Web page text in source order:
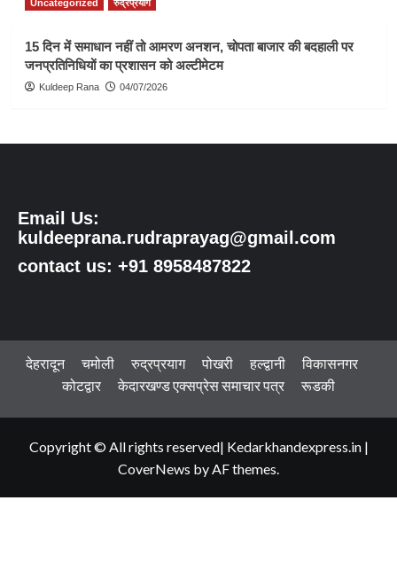
Uncategorized रुद्रप्रयाग
15 दिन में समाधान नहीं तो आमरण अनशन, चोपता बाजार की बदहाली पर
जनप्रतिनिधियों का प्रशासन को अल्टीमेटम
Kuldeep Rana 04/07/2026
Email Us:
kuldeeprana.rudraprayag@gmail.com
contact us: +91 8958487822
देहरादून चमोली रुद्रप्रयाग पोखरी हल्द्वानी
विकासनगर
कोटद्वार
केदारखण्ड एक्सप्रेस समाचार पत्र रूडकी
Copyright © All rights reserved| Kedarkhandexpress.in |
CoverNews by AF themes.